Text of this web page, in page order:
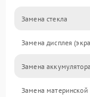
Замена стекла
Замена дисплея
Замена аккумулятора
Замена материнской